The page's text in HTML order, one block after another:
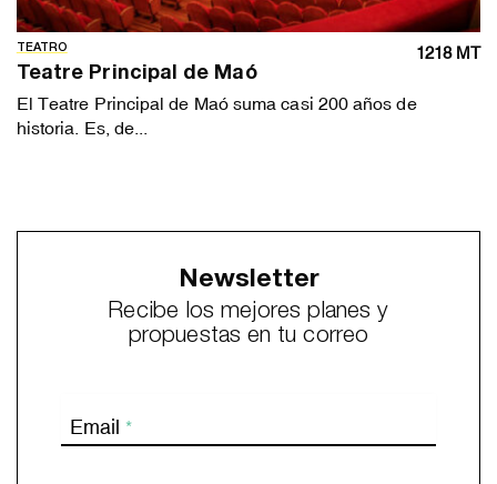
TEATRO 1218 MT
Teatre Principal de Maó
El Teatre Principal de Maó suma casi 200 años de
historia. Es, de...
Newsletter
Recibe los mejores planes y
propuestas en tu correo
Email *